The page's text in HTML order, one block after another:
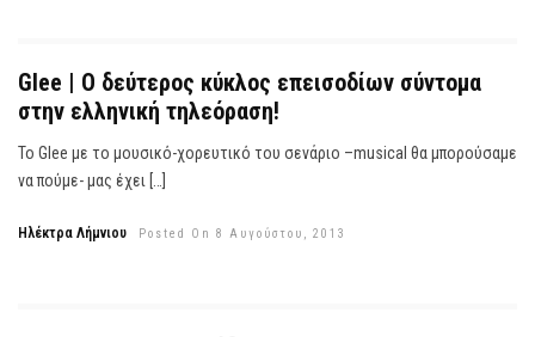
Glee | Ο δεύτερος κύκλος επεισοδίων σύντομα
στην ελληνική τηλεόραση!
Το Glee με το μουσικό-χορευτικό του σενάριο –musical θα μπορούσαμε
να πούμε- μας έχει […]
Ηλέκτρα Λήμνιου Posted On 8 Αυγούστου, 2013